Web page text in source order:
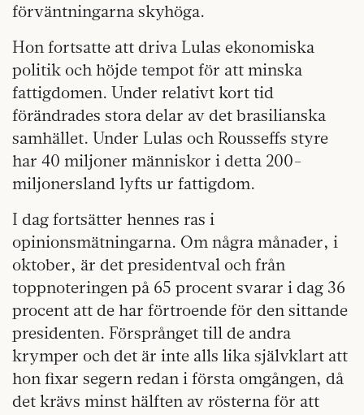
förväntningarna skyhöga.
Hon fortsatte att driva Lulas ekonomiska
politik och höjde tempot för att minska
fattigdomen. Under relativt kort tid
förändrades stora delar av det brasilianska
samhället. Under Lulas och Rousseffs styre
har 40 miljoner människor i detta 200-
miljonersland lyfts ur fattigdom.
I dag fortsätter hennes ras i
opinionsmätningarna. Om några månader, i
oktober, är det presidentval och från
toppnoteringen på 65 procent svarar i dag 36
procent att de har förtroende för den sittande
presidenten. Försprånget till de andra
krymper och det är inte alls lika självklart att
hon fixar segern redan i första omgången, då
det krävs minst hälften av rösterna för att